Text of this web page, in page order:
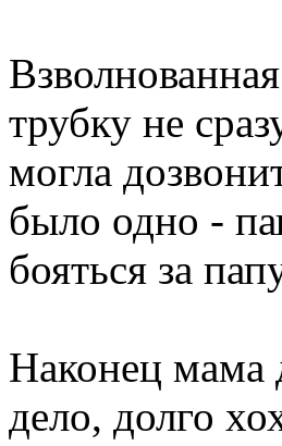
трубку не
могла
было одно -
бояться за
Наконец мама
дело, долго